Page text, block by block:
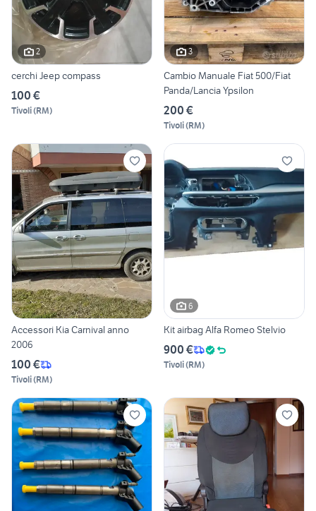
2
cerchi Jeep compass
100 €
Tivoli(RM)
3
Cambio Manuale Fiat 500/Fiat
Panda/Lancia Ypsilon
200 €
Tivoli(RM)
Accessori Kia Carnival anno
2006
100 €
Tivoli(RM)
6
Kit airbag Alfa Romeo Stelvio
900 €
Tivoli(RM)